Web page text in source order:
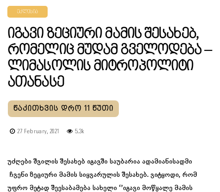
ᲔᲙᲚᲔᲡᲘᲐ
Იგავი Ზეციური Მამის Შესახებ,
Რომელიც Მუდამ Გველოდება –
Ლიმასოლის Მიტროპოლიტი
Ათანასე
27 February, 2021 5.3k
უძღები შვილის შესახებ იგავში საუბარია ადამიანისადმი
ჩვენი ზეციური მამის სიყვარულის შესახებ. ვიტყოდი, რომ
უფრო მეტად შეესაბამება სახელი ‘’იგავი მოწყალე მამის